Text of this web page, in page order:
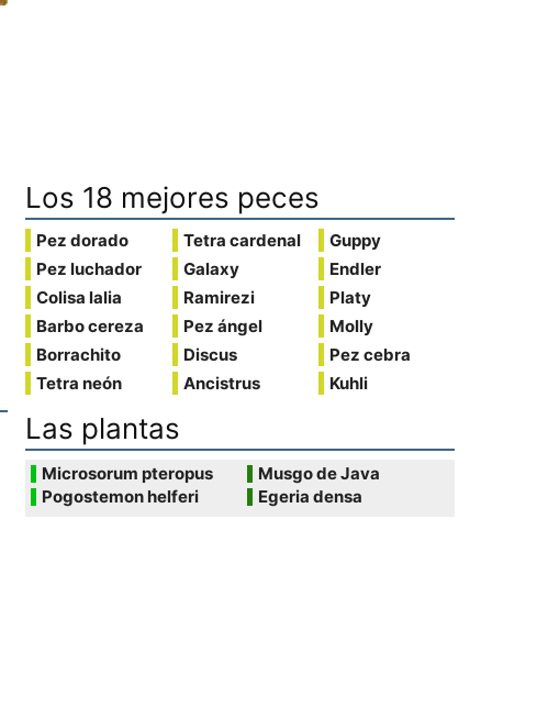
Los 18 mejores peces
Pez dorado
Pez luchador
Colisa lalia
Barbo cereza
Borrachito
Tetra neón
Tetra cardenal
Galaxy
Ramirezi
Pez ángel
Discus
Ancistrus
Guppy
Endler
Platy
Molly
Pez cebra
Kuhli
Las plantas
Microsorum pteropus
Pogostemon helferi
Musgo de Java
Egeria densa